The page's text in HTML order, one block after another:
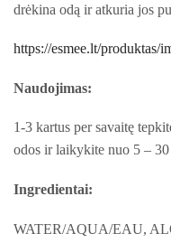
drėkina odą ir atkuria jos
https://esmee.lt/
Naudojimas:
1-3 kartus per savaitę
odos ir laikykite nuo 5 –
Ingredientai:
WATER/AQUA/EAU,